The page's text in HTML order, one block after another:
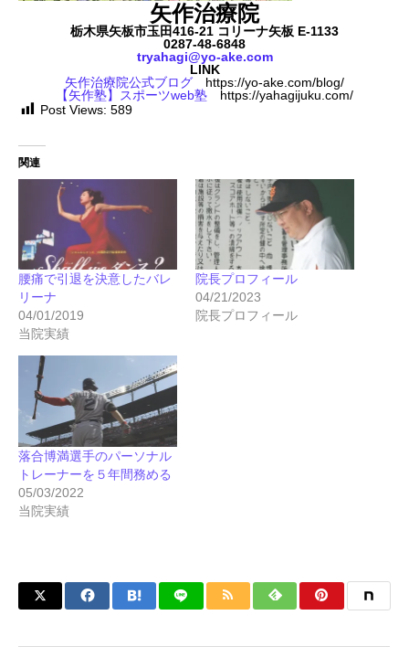
矢作治療院
栃木県矢板市玉田416-21 コリーナ矢板 E-1133
0287-48-6848
tryahagi@yo-ake.com
LINK
矢作治療院公式ブログ https://yo-ake.com/blog/
【矢作塾】スポーツweb塾 https://yahagijuku.com/
Post Views: 589
関連
腰痛で引退を決意したバレ
リーナ
04/01/2019
当院実績
院長プロフィール
04/21/2023
院長プロフィール
落合博満選手のパーソナル
トレーナーを５年間務める
05/03/2022
当院実績